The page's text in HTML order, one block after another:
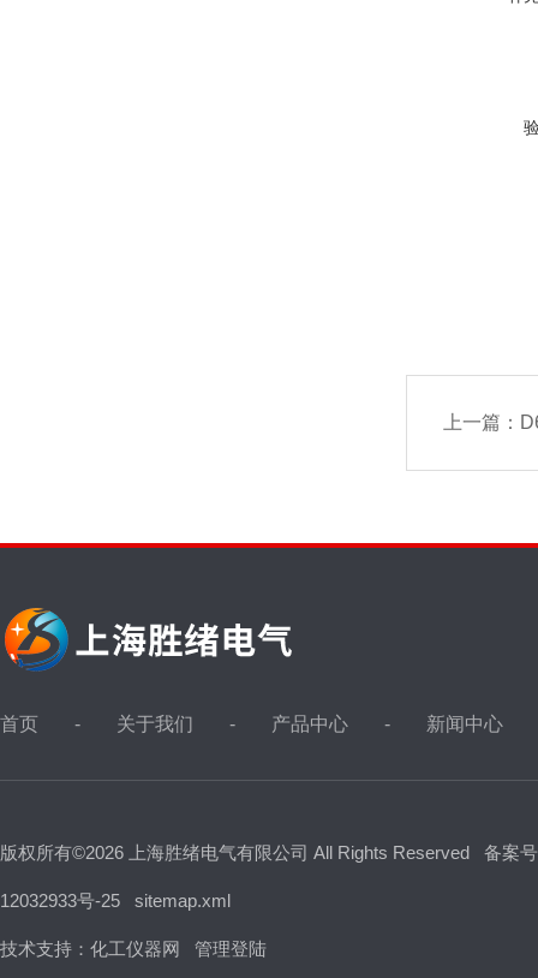
上一篇：
首页 关于我们 产品中心 新闻中心
版权所有©2026 上海胜绪电气有限公司 All Rights Reserved 备案
12032933号-25 sitemap.xml
技术支持： 化工仪器网 管理登陆